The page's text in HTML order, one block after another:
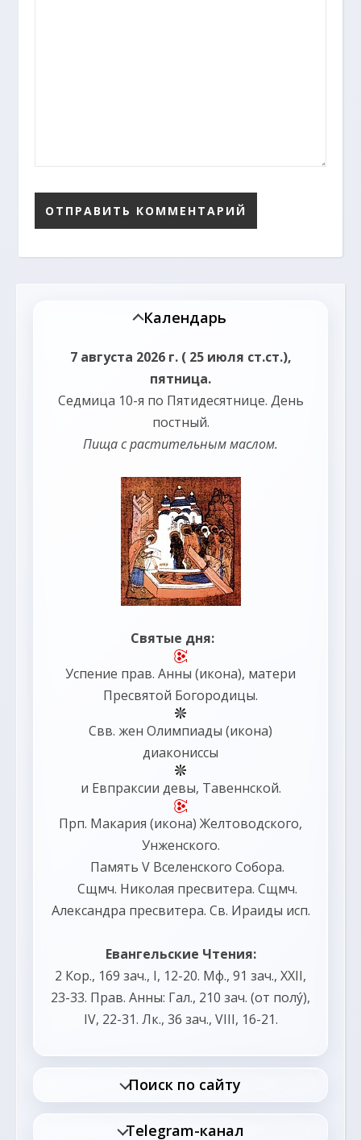
Календарь
7 августа 2026 г. ( 25 июля ст.ст.),
пятница.
Седмица 10-я по Пятидесятнице. День
постный.
Пища с растительным маслом.
Святые дня:
Успение прав. Анны (икона), матери
Пресвятой Богородицы.
Свв. жен Олимпиады (икона)
диакониссы
и Евпраксии девы, Тавеннской.
Прп. Макария (икона) Желтоводского,
Унженского.
Память V Вселенского Собора.
Сщмч. Николая пресвитера. Сщмч.
Александра пресвитера. Св. Ираиды исп.
Евангельские Чтения:
2 Кор., 169 зач., I, 12-20. Мф., 91 зач., XXII,
23-33. Прав. Анны: Гал., 210 зач. (от полу́),
IV, 22-31. Лк., 36 зач., VIII, 16-21.
Поиск по сайту
Telegram-канал